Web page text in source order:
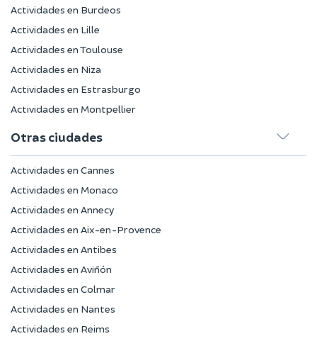
Actividades en Burdeos
Actividades en Lille
Actividades en Toulouse
Actividades en Niza
Actividades en Estrasburgo
Actividades en Montpellier
Otras ciudades
Actividades en Cannes
Actividades en Monaco
Actividades en Annecy
Actividades en Aix-en-Provence
Actividades en Antibes
Actividades en Aviñón
Actividades en Colmar
Actividades en Nantes
Actividades en Reims